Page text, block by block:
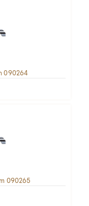
090264
090265